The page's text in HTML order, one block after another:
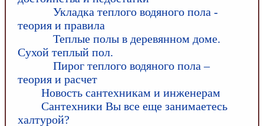
Укладка теплого водяного пола -
теория и правила
Теплые полы в деревянном доме.
Сухой теплый пол.
Пирог теплого водяного пола –
теория и расчет
Новость сантехникам и инженерам
Сантехники Вы все еще занимаетесь
халтурой?